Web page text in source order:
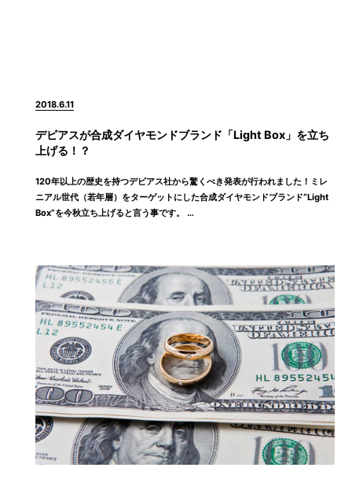
2018.6.11
デビアスが合成ダイヤモンドブランド「Light Box」を立ち
上げる！？
120年以上の歴史を持つデビアス社から驚くべき発表が行われました！ミレ
ニアル世代（若年層）をターゲットにした合成ダイヤモンドブランド“Light
Box”を今秋立ち上げると言う事です。 …